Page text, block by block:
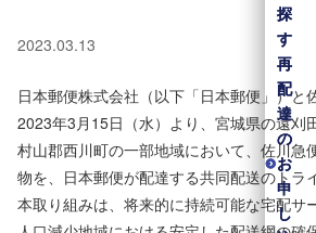
探
す
再
配
達
の
お
申
し
探
す
再
配
達
の
お
申
し
2023.03.13
日本郵便株式会社（以下「日本郵便」）と
2023年3月15日（水）より、宮城県の遠刈
村山郡西川町の一部地域において、佐川急
物を、日本郵便が配達する共同配送のトラ
本取り組みは、将来的に持続可能な宅配サ